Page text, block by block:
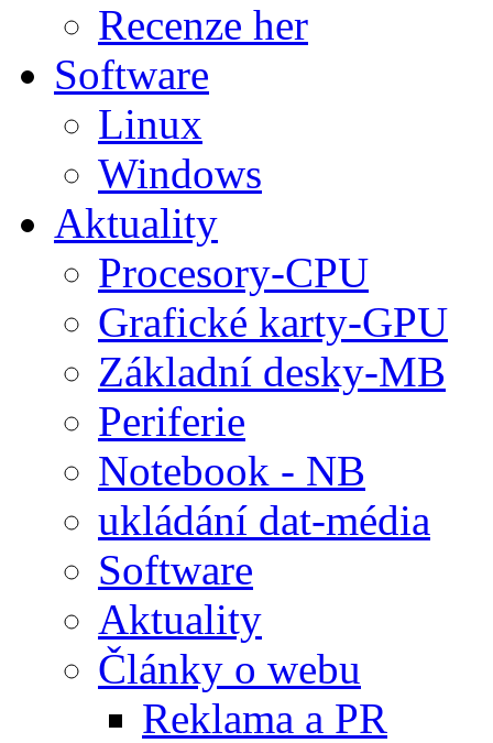
Recenze her
Software
Linux
Windows
Aktuality
Procesory-CPU
Grafické karty-GPU
Základní desky-MB
Periferie
Notebook - NB
ukládání dat-média
Software
Aktuality
Články o webu
Reklama a PR